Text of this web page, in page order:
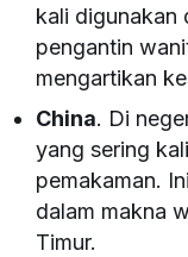
kali digunakan
pengantin
mengartikan
China. Di
yang sering
pemakaman.
dalam makna
Timur.